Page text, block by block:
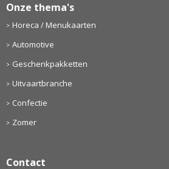
Onze thema's
Horeca / Menukaarten
Automotive
Geschenkpakketten
Uitvaartbranche
Confectie
Zomer
Contact